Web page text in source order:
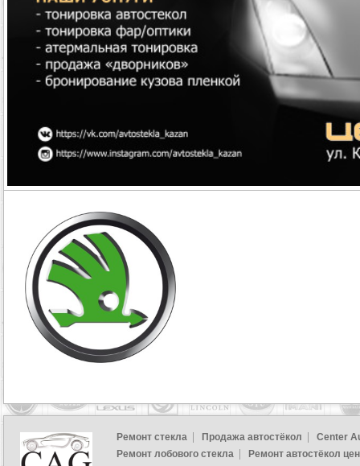
Ремонт стекла Продажа автостёкол
Center
Ремонт лобового стекла
Ремонт автостёкол